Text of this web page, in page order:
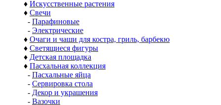
♦ Искусственные растения
♦ Свечи
- Парафиновые
- Электрические
♦ Очаги и чаши для костра, гриль, барбекю
♦ Светящиеся фигуры
♦ Детская площадка
♦ Пасхальная коллекция
- Пасхальные яйца
- Сервировка стола
- Декор и украшения
- Вазочки